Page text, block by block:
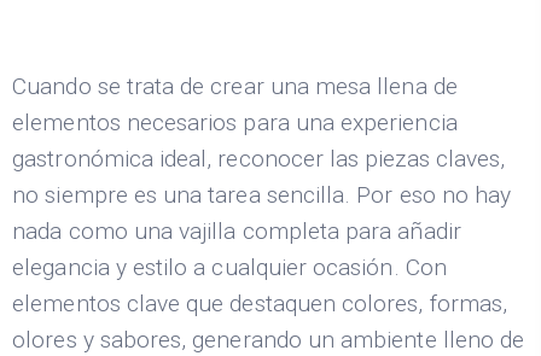
Cuando se trata de crear una mesa llena de
elementos necesarios para una experiencia
gastronómica ideal, reconocer las piezas claves,
no siempre es una tarea sencilla. Por eso no hay
nada como una vajilla completa para añadir
elegancia y estilo a cualquier ocasión. Con
elementos clave que destaquen colores, formas,
olores y sabores, generando un ambiente lleno de